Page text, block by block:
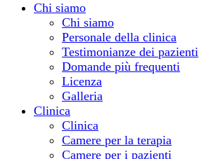
Chi siamo
Chi siamo
Personale della clinica
Testimonianze dei pazienti
Domande più frequenti
Licenza
Galleria
Clinica
Clinica
Camere per la terapia
Camere per i pazienti